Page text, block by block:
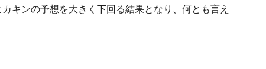
キンの予想を大きく下回る結果となり、何とも言え